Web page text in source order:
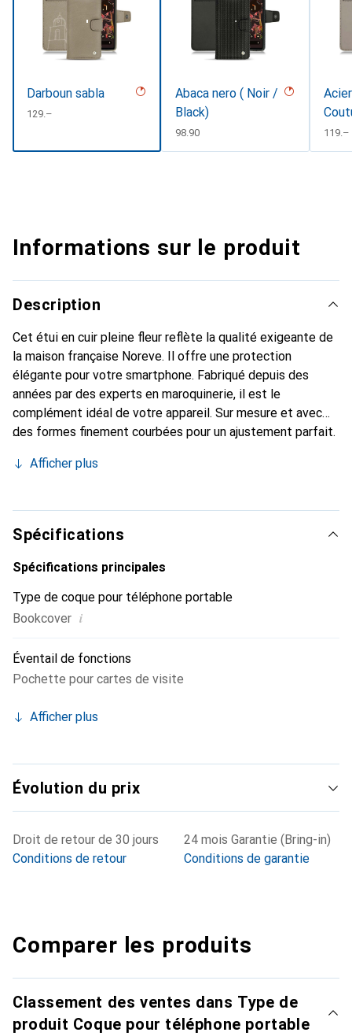
Darboun sabla
CHF
129.–
Abaca nero ( Noir /
Black)
CHF
98.90 CHF
119.–
Informations sur le produit
Description
Cet étui en cuir pleine fleur reflète la qualité exigeante de
la maison française Noreve. Il offre une protection
élégante pour votre smartphone. Fabriqué depuis des
années par des experts en maroquinerie, il est le
complément idéal de votre appareil. Sur mesure et avec
des formes finement courbées pour un ajustement parfait.
smartphone. La marque Noreve est reconnue
constitue toujours un bon choix pour le client exigeant.
Afficher plus
Spécifications
Spécifications principales
Type de coque pour téléphone portable
Bookcover i
Éventail de fonctions
Pochette pour cartes de visite
Afficher plus
Évolution du prix
Droit de retour de 30 jours
Conditions de retour
24 mois Garantie (Bring-in)
Conditions de garantie
Comparer les produits
Classement des ventes dans Type de
produit Coque pour téléphone portable